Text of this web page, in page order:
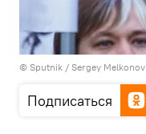
© Sputnik / Sergey Melkonov
Подписаться